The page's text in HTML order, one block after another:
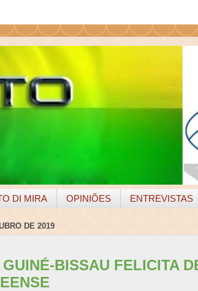
DI MIRA OPINIÕES ENTREVISTAS
DE 2019
BISSAU FELICITA